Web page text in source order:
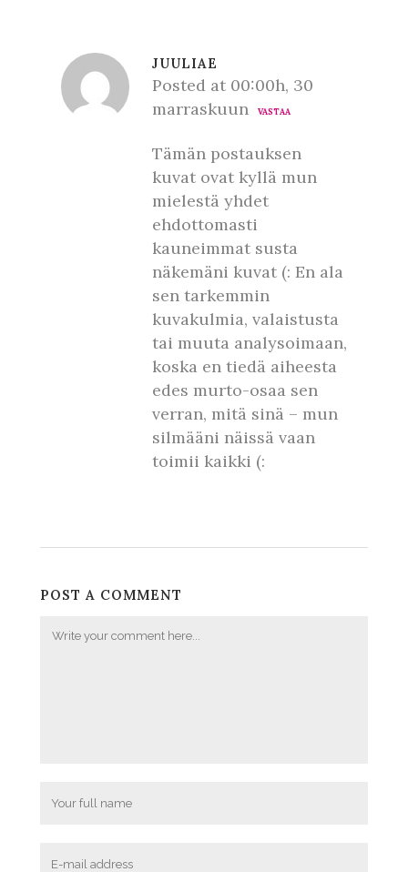
JUULIAE
Posted at 00:00h, 30
marraskuun
VASTAA
Tämän postauksen
kuvat ovat kyllä mun
mielestä yhdet
ehdottomasti
kauneimmat susta
näkemäni kuvat (: En ala
sen tarkemmin
kuvakulmia, valaistusta
tai muuta analysoimaan,
koska en tiedä aiheesta
edes murto-osaa sen
verran, mitä sinä – mun
silmääni näissä vaan
toimii kaikki (:
POST A COMMENT